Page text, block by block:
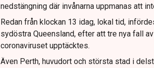
nedstängning där invånarna uppmanas att
Redan från klockan 13 idag, lokal tid,
sydöstra Queensland, efter att tre nya fall
coronaviruset upptäcktes.
Även Perth, huvudort och största stad i